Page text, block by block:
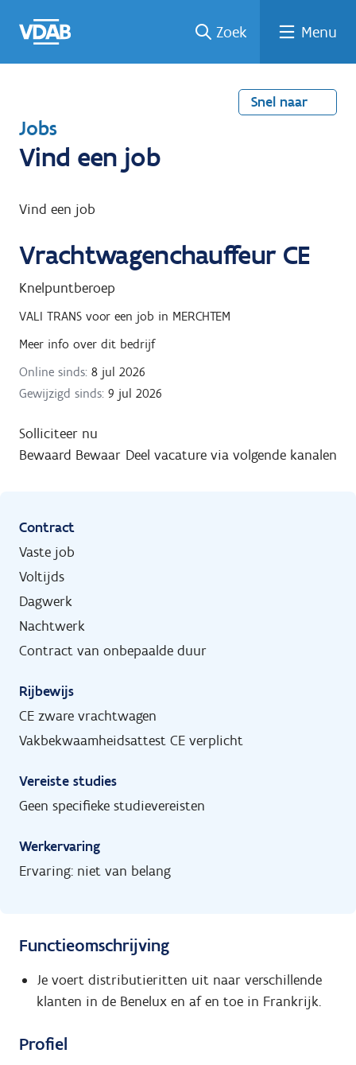
naar
een
een
job
naar
Zoek Menu
Snel naar
T
e
u
n
a
a
Jobs
Vind een job
Vind een job
Vrachtwagenchauffeur CE
Knelpuntberoep
VALI TRANS voor een job in MERCHTEM
Meer info over dit bedrijf
Online sinds: 8 jul 2026
Gewijzigd sinds: 9 jul 2026
Solliciteer nu
Bewaard Bewaar Deel vacature via volgende kanalen
Contract
Vaste job
Voltijds
Dagwerk
Nachtwerk
Contract van onbepaalde duur
Rijbewijs
CE zware vrachtwagen
Vakbekwaamheidsattest CE verplicht
Vereiste studies
Geen specifieke studievereisten
Werkervaring
Ervaring: niet van belang
Functieomschrijving
Je voert distributieritten uit naar verschillende
klanten in de Benelux en af en toe in Frankrijk.
Profiel